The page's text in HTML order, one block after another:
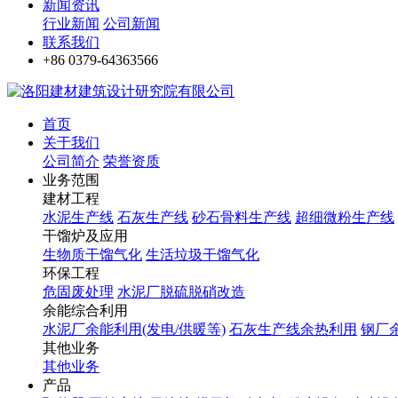
新闻资讯
行业新闻 公司新闻
联系我们
+86 0379-64363566
首页
关于我们
公司简介 荣誉资质
业务范围
建材工程
水泥生产线 石灰生产线 砂石骨料生产线 超细微粉生产线
干馏炉及应用
生物质干馏气化 生活垃圾干馏气化
环保工程
危固废处理 水泥厂脱硫脱硝改造
余能综合利用
水泥厂余能利用(发电/供暖等) 石灰生产线余热利用 钢厂
其他业务
其他业务
产品